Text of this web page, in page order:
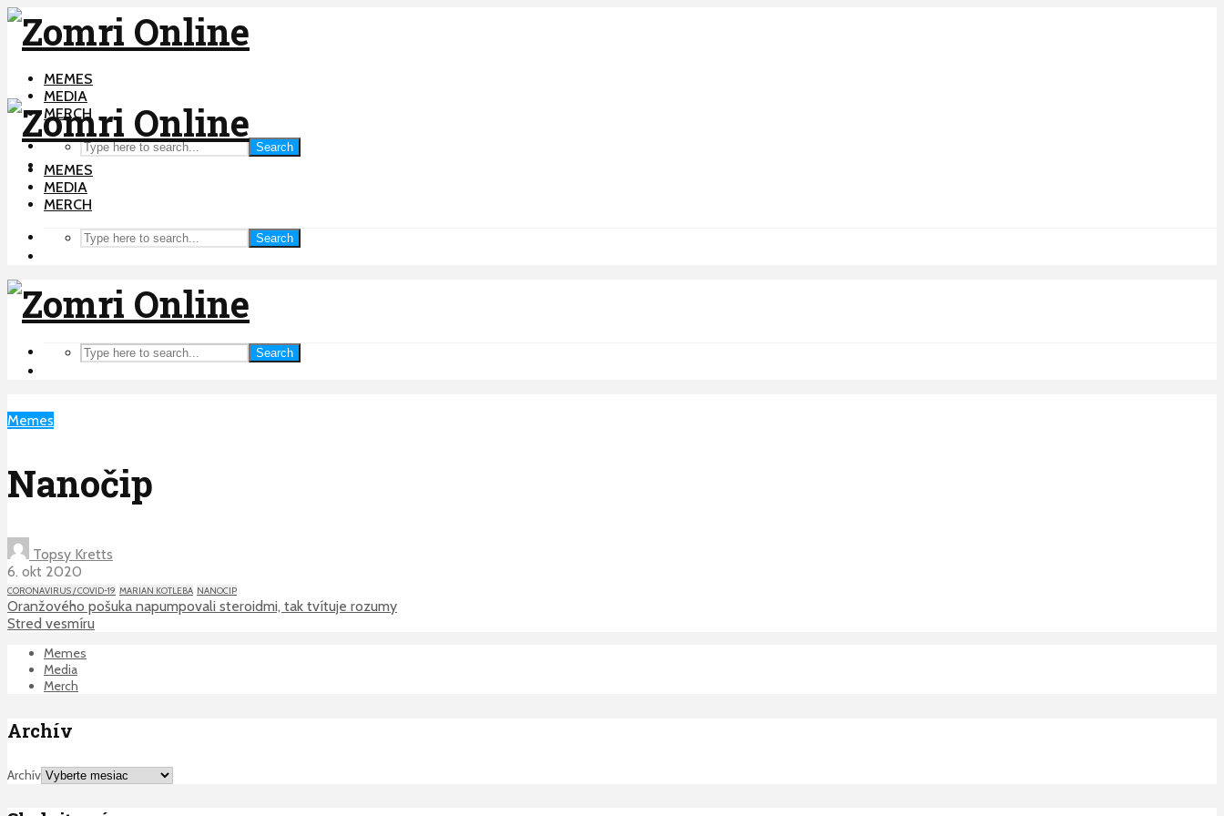
MEMES
MEDIA
MERCH
Search
MEMES
MEDIA
MERCH
Search
Search
Memes
Nanočip
Topsy Kretts
6. okt 2020
CORONAVIRUS / COVID-19 MARIAN KOTLEBA NANOCIP
Oranžového pošuka napumpovali steroidmi, tak tvítuje rozumy
Stred vesmíru
Memes
Media
Merch
Archív
Archív